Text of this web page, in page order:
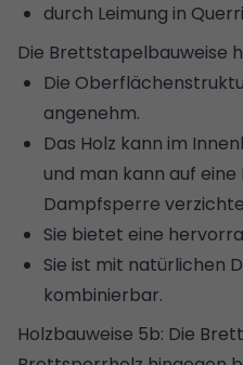
durch Leimung in
Die Brettstapelbauweise
Die
angenehm.
Das Holz kann im
und man kann auf eine
Dampfsperre
Sie bietet eine
Sie ist mit natürlichen
kombinierbar.
Holzbauweise 5b: Die